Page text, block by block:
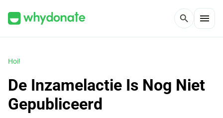
search menu
Hoi!
De Inzamelactie Is Nog Niet
Gepubliceerd